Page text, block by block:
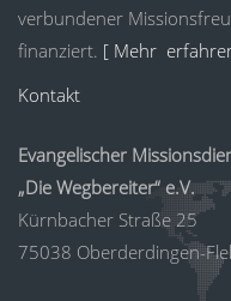
verbundener
finanziert. [ Mehr
Kontakt
Evangelischer
„Die Wegbereiter“ e.V.
Kürnbacher Straße 25
75038 Oberderdingen-